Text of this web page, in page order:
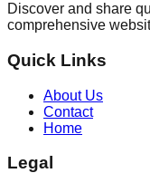
Discover and share
comprehensive
Quick Links
About Us
Contact
Home
Legal